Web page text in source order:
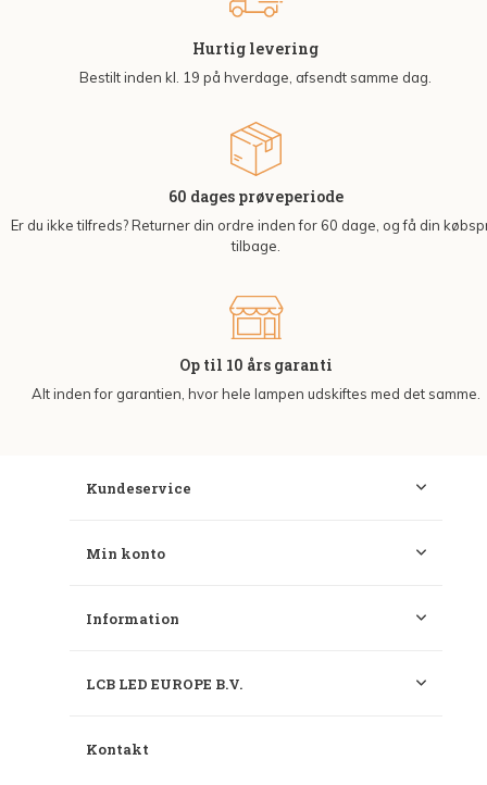
Hurtig levering
Bestilt inden kl. 19 på hverdage, afsendt samme dag.
60 dages prøveperiode
Er du ikke tilfreds? Returner din ordre inden for 60 dage, og få din
tilbage.
Op til 10 års garanti
Alt inden for garantien, hvor hele lampen udskiftes med det samme.
Kundeservice
Min konto
Information
LCB LED EUROPE B.V.
Kontakt